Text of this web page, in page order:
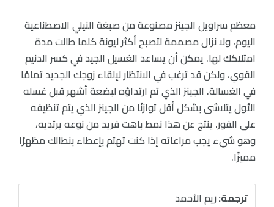
معظم سراويل الجينز مصنوعة من صبغة النيلي الاصطناعية
اليوم، ولا نزال مصممة لتصبح أكثر ليونة كلما طالت مدة
امتلاكك لها. يمكن أن يساعد الغسيل الجيد في كسر الدنيم
القوي، ولكن قد ترغب في الانتظار لإلقاء زوجك الجديد تمامًا
في الغسالة. الجينز الذي تم ارتداؤه لبضعة أشهر قبل غسله
الأول يتلاشى بشكل أقل توازنًا من الجينز الذي يتم تنظيفه
على الفور. ينتج عن هذا نمط باهت فريد من نوعه يرتديه،
وهو شيء يجب مراعاته إذا كنت تهتم بإعطاء بنطالك مظهرًا
مميزًا.
ترجمة:ريم الأحمد